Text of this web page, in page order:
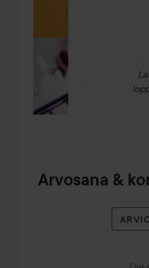
Arvosana &